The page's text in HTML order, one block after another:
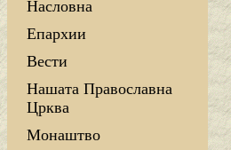
Насловна
Епархии
Вести
Нашата Православна
Црква
Монаштво